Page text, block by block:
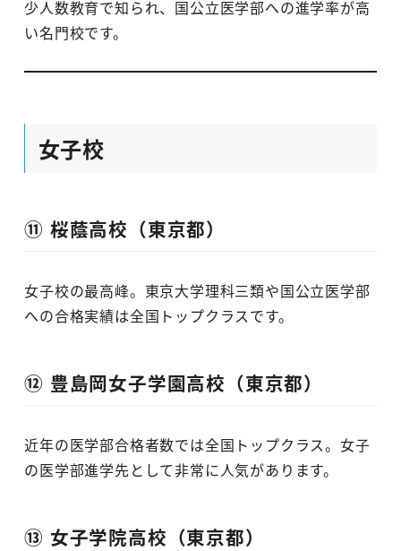
少人数教育で知られ、国公立医学部への進学率が高
い名門校です。
女子校
⑪ 桜蔭高校（東京都）
女子校の最高峰。東京大学理科三類や国公立医学部
への合格実績は全国トップクラスです。
⑫ 豊島岡女子学園高校（東京都）
近年の医学部合格者数では全国トップクラス。女子
の医学部進学先として非常に人気があります。
⑬ 女子学院高校（東京都）